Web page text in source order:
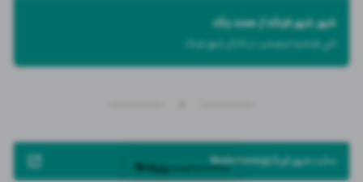
شهر شهر فرنگه از همه رنگه
کلی فیلم و انیمیشن در کانال شهر فرنگ
سایت شهر فرنگ|Shahr farang ساخته شده توسط